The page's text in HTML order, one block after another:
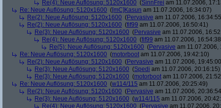
Re(4): Neue Auflösung: 5120x1600 (SinnFrei am 11.07.2006,
Re: Neue Auflösung: 5120x1600 ([mC]Kasun am 11.07.2006, 16:34:07)
Re(2): Neue Auflösung: 5120x1600 (Pervasive am 11.07.2006,
Re(2): Neue Auflösung: 5120x1600 (fif99 am 11.07.2006, 16:50:41)
Re(3): Neue Auflösung: 5120x1600 (Pervasive am 11.07.2006,
Re(4): Neue Auflösung: 5120x1600 (fif99 am 11.07.2006,
Re(5): Neue Auflösung: 5120x1600 (Pervasive am 11.07.2006,
Re: Neue Auflösung: 5120x1600 (motorboot am 11.07.2006, 19:42:10)
Re(2): Neue Auflösung: 5120x1600 (Pervasive am 11.07.2006,
Re(3): Neue Auflösung: 5120x1600 (Spedi am 11.07.2006, 20:16:15)
Re(3): Neue Auflösung: 5120x1600 (motorboot am 11.07.2006,
Re: Neue Auflösung: 5120x1600 (w114/115 am 11.07.2006, 20:25:49)
Re(2): Neue Auflösung: 5120x1600 (Pervasive am 11.07.2006,
Re(3): Neue Auflösung: 5120x1600 (w114/115 am 11.07.2006,
Re(4): Neue Auflösung: 5120x1600 (Pervasive am 11.07.2006,